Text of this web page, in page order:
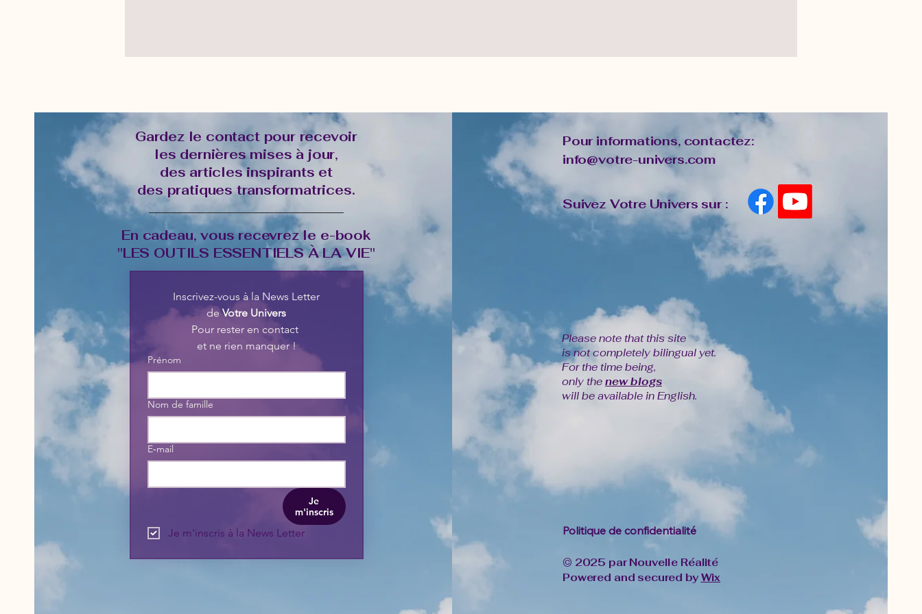
Gardez le contact pour recevoir
les dernières mises à jour,
des articles inspirants et
des pratiques transformatrices.
En cadeau, vous recevrez le e-book
"LES OUTILS ESSENTIELS À LA VIE"
Inscrivez-vous à la News Letter
de Votre Univers
et ne rien manquer !
Prénom
Nom de famille
E‑mail
Je
m'inscris
Je m'inscris à la News Letter
Pour informations, contactez:
info@votre-univers.com
Suivez Votre Univers sur :
Please note that this site
is not completely bilingual yet.
For the time being,
only the new blogs
will be available in English.
Politique de confidentialité
© 2025 par Nouvelle Réalité
Powered and secured by Wix